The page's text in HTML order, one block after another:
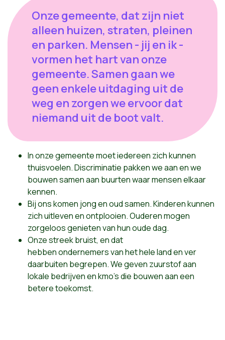
Onze gemeente, dat zijn niet
alleen huizen, straten, pleinen
en parken. Mensen - jij en ik -
vormen het hart van onze
gemeente. Samen gaan we
geen enkele uitdaging uit de
weg en zorgen we ervoor dat
niemand uit de boot valt.
In onze gemeente moet iedereen zich kunnen
thuisvoelen. Discriminatie pakken we aan en we
bouwen samen aan buurten waarmensen elkaar
kennen.
Bij ons komen jong en oud samen. Kinderen kunnen
zich uitleven en ontplooien. Ouderen mogen
zorgeloos genieten van hun oude dag.
Onzestreekbruist, en dat
hebbenondernemersvan het hele land en ver
daarbuiten begrepen. We geven zuurstof aan
lokale bedrijven en kmo's die bouwen aan een
betere toekomst.